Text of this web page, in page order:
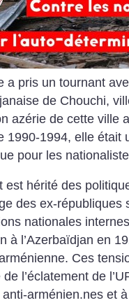
a pris un tournant
de Chouchi,
azérie de cette ville
1990-1994, elle était
pour les
est hérité des
des ex-républiques
nationales
à l’Azerbaïdjan en
Ces
l’éclatement de
arménien.nes et